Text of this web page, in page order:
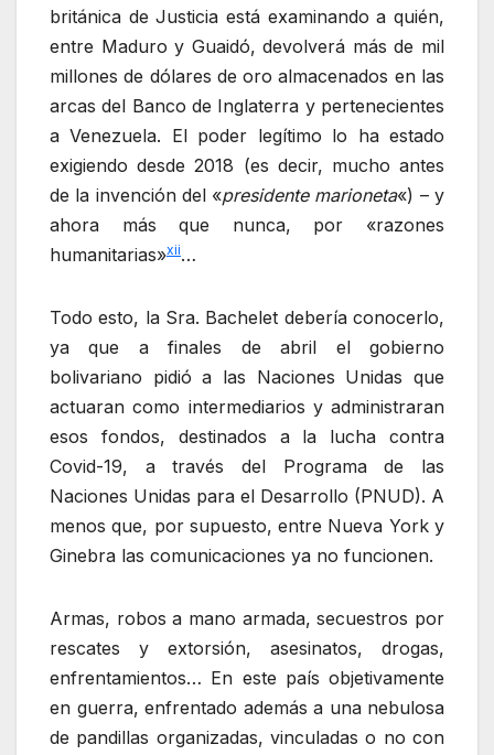
británica de Justicia está examinando a quién,
entre Maduro y Guaidó, devolverá más de mil
millones de dólares de oro almacenados en las
arcas del Banco de Inglaterra y pertenecientes
a Venezuela. El poder legítimo lo ha estado
exigiendo desde 2018 (es decir, mucho antes
de la invención del «presidente marioneta«) – y
ahora más que nunca, por «razones
humanitarias»xii…
Todo esto, la Sra. Bachelet debería conocerlo,
ya que a finales de abril el gobierno
bolivariano pidió a las Naciones Unidas que
actuaran como intermediarios y administraran
esos fondos, destinados a la lucha contra
Covid-19, a través del Programa de las
Naciones Unidas para el Desarrollo (PNUD). A
menos que, por supuesto, entre Nueva York y
Ginebra las comunicaciones ya no funcionen.
Armas, robos a mano armada, secuestros por
rescates y extorsión, asesinatos, drogas,
enfrentamientos… En este país objetivamente
en guerra, enfrentado además a una nebulosa
de pandillas organizadas, vinculadas o no con